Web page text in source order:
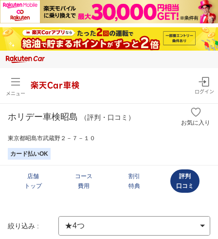
メニュー
楽天Car車検
ログイン
ホリデー車検昭島 （評判・口コミ）
お気に入り
東京都昭島市武蔵野２－７－１０
カード払いOK
店舗
トップ
コース
費用
割引
特典
評判
口コミ
絞り込み :